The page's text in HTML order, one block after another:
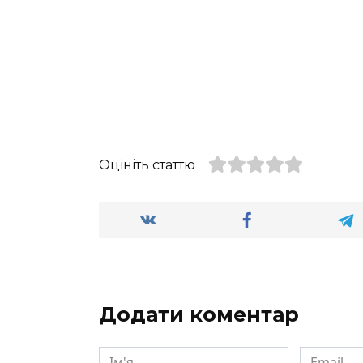
Оцініть статтю
Додати коментар
Ім'я Email